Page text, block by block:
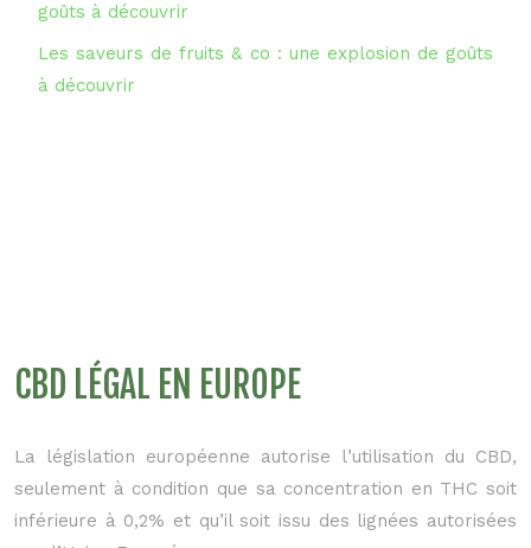
goûts à découvrir
Les saveurs de fruits & co : une explosion de goûts
à découvrir
CBD LÉGAL EN EUROPE
La législation européenne autorise l’utilisation du CBD,
seulement à condition que sa concentration en THC soit
inférieure à 0,2% et qu’il soit issu des lignées autorisées